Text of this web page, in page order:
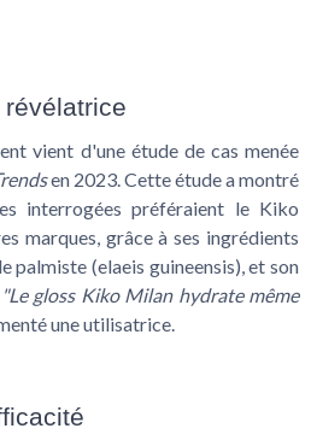
vient d'une étude de cas menée
en 2023. Cette étude a montré
interrogées préféraient le Kiko
marques, grâce à ses ingrédients
palmiste (elaeis guineensis), et son
"Le gloss Kiko Milan hydrate même
une utilisatrice.